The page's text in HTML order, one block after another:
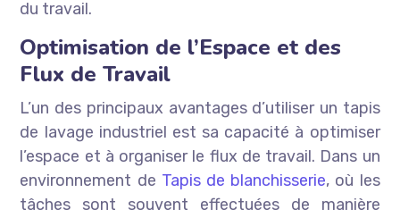
du travail.
Optimisation de l’Espace et des
Flux de Travail
L’un des principaux avantages d’utiliser un tapis
de lavage industriel est sa capacité à optimiser
l’espace et à organiser le flux de travail. Dans un
environnement de Tapis de blanchisserie, où les
tâches sont souvent effectuées de manière